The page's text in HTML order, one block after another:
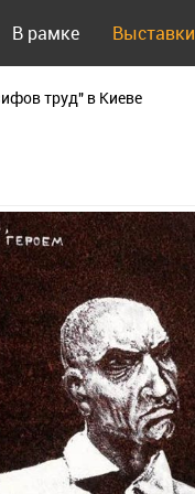
В рамке Выставки
труд" в Киеве